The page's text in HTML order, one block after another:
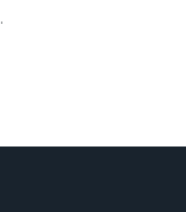
.